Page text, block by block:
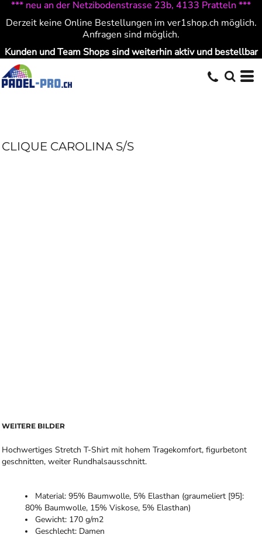
*** neu an der Netzibodenstrasse 23b, 4133 Pratteln ***
Derzeit keine Online Bestellungen im ver1shop.ch möglich.
Anfragen sind möglich.
Kunden und Team Shops sind weiterhin aktiv und bestellbar
CLIQUE CAROLINA S/S
WEITERE BILDER
Hochwertiges Stretch T-Shirt mit hohem Tragekomfort, figurbetont
geschnitten, weiter Rundhalsausschnitt.
Material: 95% Baumwolle, 5% Elasthan (graumeliert [95]:
80% Baumwolle, 15% Viskose, 5% Elasthan)
Gewicht: 170 g/m2
Geschlecht: Damen